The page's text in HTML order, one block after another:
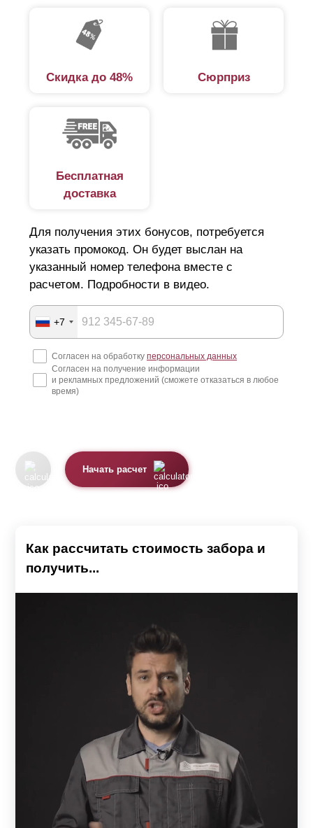
Скидка до 48% Сюрприз
Бесплатная
доставка
Для получения этих бонусов, потребуется
указать промокод. Он будет выслан на
указанный номер телефона вместе с
расчетом. Подробности в видео.
+7
Согласен на обработку персональных данных
Согласен на получение информации
и рекламных предложений (сможете отказаться в любое
время)
Начать расчет
Как рассчитать стоимость забора и
получить...